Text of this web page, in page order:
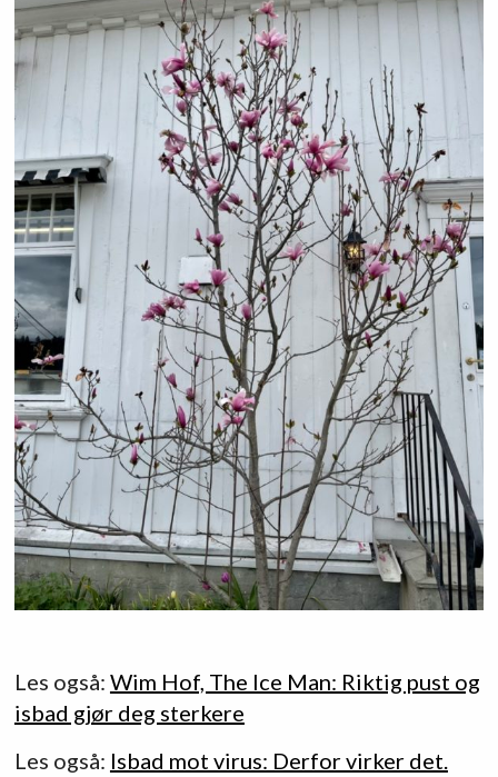
Les også: Wim Hof, The Ice Man: Riktig pust og
isbad gjør deg sterkere
Les også: Isbad mot virus: Derfor virker det.